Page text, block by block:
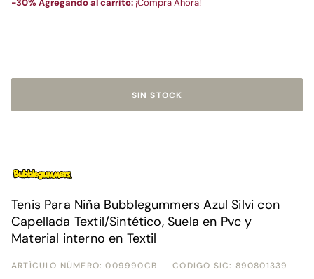
-30% Agregando al carrito: ¡Compra Ahora!
SIN STOCK
Tenis Para Niña Bubblegummers Azul Silvi con
Capellada Textil/Sintético, Suela en Pvc y
Material interno en Textil
ARTÍCULO NÚMERO: 009990CB CODIGO SIC: 890801339